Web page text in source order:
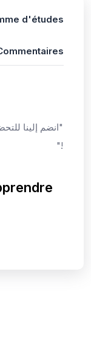
d'études
"انضم إلينا
!"